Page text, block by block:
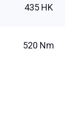
435 HK
520 Nm